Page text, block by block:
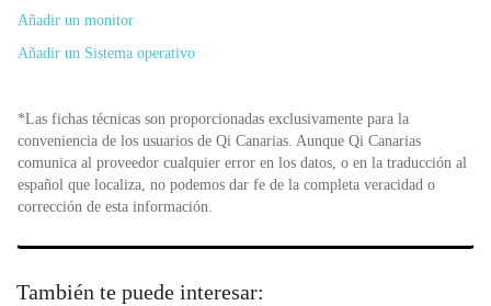
Añadir un monitor
Añadir un Sistema operativo
*Las fichas técnicas son proporcionadas exclusivamente para la
conveniencia de los usuarios de Qi Canarias. Aunque Qi Canarias
comunica al proveedor cualquier error en los datos, o en la traducción al
español que localiza, no podemos dar fe de la completa veracidad o
corrección de esta información.
También te puede interesar: